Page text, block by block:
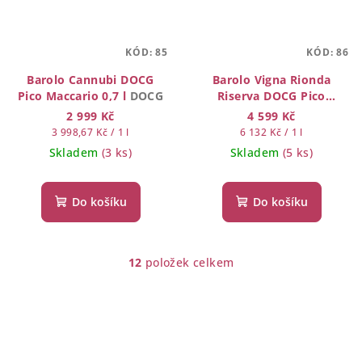
Barolo Cannubi DOCG
Pico Maccario 0,7 l DOCG
2 999 Kč
Měrná
cena:
3 998,67 Kč / 1 l
Skladem (3 ks)
Do košíku
KÓD:85
Barolo Vigna Rionda
Riserva DOCG Pico
Maccario 0,7 l
4 599 Kč
Měrná
cena:
6 132 Kč / 1 l
Skladem (5 ks)
Do košíku
KÓD:86
O
12 položek celkem